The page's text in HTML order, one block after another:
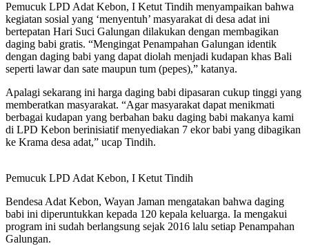
Pemucuk LPD Adat Kebon, I Ketut Tindih menyampaikan bahwa
kegiatan sosial yang ‘menyentuh’ masyarakat di desa adat ini
bertepatan Hari Suci Galungan dilakukan dengan membagikan
daging babi gratis. “Mengingat Penampahan Galungan identik
dengan daging babi yang dapat diolah menjadi kudapan khas Bali
seperti lawar dan sate maupun tum (pepes),” katanya.
Apalagi sekarang ini harga daging babi dipasaran cukup tinggi yang
memberatkan masyarakat. “Agar masyarakat dapat menikmati
berbagai kudapan yang berbahan baku daging babi makanya kami
di LPD Kebon berinisiatif menyediakan 7 ekor babi yang dibagikan
ke Krama desa adat,” ucap Tindih.
Pemucuk LPD Adat Kebon, I Ketut Tindih
Bendesa Adat Kebon, Wayan Jaman mengatakan bahwa daging
babi ini diperuntukkan kepada 120 kepala keluarga. Ia mengakui
program ini sudah berlangsung sejak 2016 lalu setiap Penampahan
Galungan.